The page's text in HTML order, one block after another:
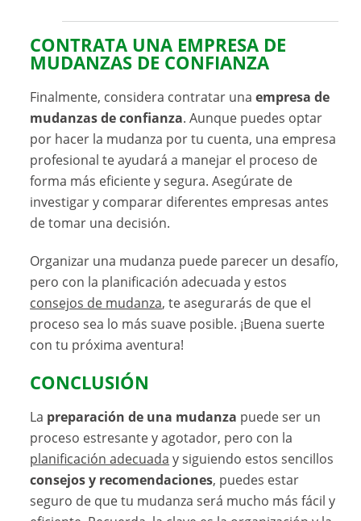
CONTRATA UNA EMPRESA DE
MUDANZAS DE CONFIANZA
Finalmente, considera contratar unaempresa de
mudanzas de confianza. Aunque puedes optar
por hacer la mudanza por tu cuenta, una empresa
profesional te ayudará a manejar el proceso de
forma más eficiente y segura. Asegúrate de
investigar y comparar diferentes empresas antes
de tomar una decisión.
Organizar una mudanza puede parecer un desafío,
pero con la planificación adecuada y estos
consejos de mudanza, te asegurarás de que el
proceso sea lo más suave posible. ¡Buena suerte
con tu próxima aventura!
CONCLUSIÓN
La preparación de una mudanza puede ser un
proceso estresante y agotador, pero con la
planificación adecuada y siguiendo estos sencillos
consejos y recomendaciones, puedes estar
seguro de que tu mudanza será mucho más fácil y